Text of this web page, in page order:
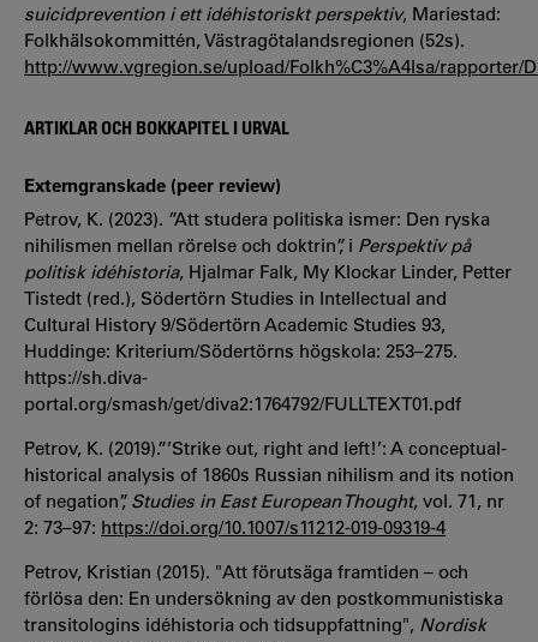
suicidprevention i ett idéhistoriskt perspektiv, Mariestad:
Folkhälsokommittén, Västragötalandsregionen (52s).
http://www.vgregion.se/upload/Folkh%C3%A4lsa/rapporter/
ARTIKLAR OCH BOKKAPITEL I URVAL
Externgranskade (peer review)
Petrov, K. (2023). ”Att studera politiska ismer: Den ryska
nihilismen mellan rörelse och doktrin”, i Perspektiv på
politisk idéhistoria, Hjalmar Falk, My Klockar Linder, Petter
Tistedt (red.), Södertörn Studies in Intellectual and
Cultural History 9/Södertörn Academic Studies 93,
Huddinge: Kriterium/Södertörns högskola: 253–275.
https://sh.diva-
portal.org/smash/get/diva2:1764792/FULLTEXT01.pdf
Petrov, K. (2019).”’Strike out, right and left!’: A conceptual-
historical analysis of 1860s Russian nihilism and its notion
of negation”, Studies in East European Thought, vol. 71, nr
2: 73–97: https://doi.org/10.1007/s11212-019-09319-4
Petrov, Kristian (2015). "Att förutsäga framtiden – och
förlösa den: En undersökning av den postkommunistiska
transitologins idéhistoria och tidsuppfattning", Nordisk